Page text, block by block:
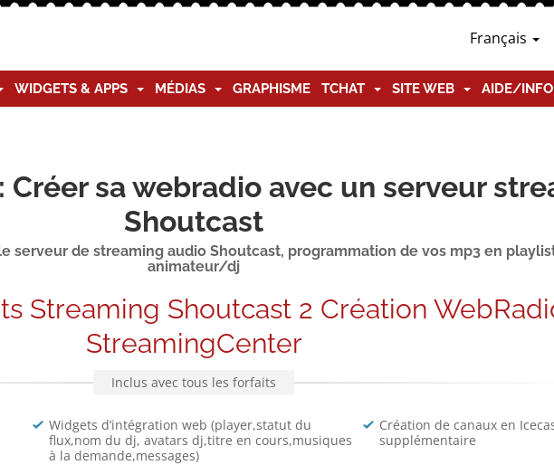
Français
WIDGETS & APPS MÉDIAS GRAPHISME TCHAT SITE WEB AIDE/INFO
Créer sa webradio avec un serveur
Shoutcast
serveur de streaming audio Shoutcast, programmation de vos mp3 en
animateur/dj
Streaming Shoutcast 2 Création
StreamingCenter
Inclus avec tous les forfaits
Widgets d’intégration web (player,statut du
flux,nom du dj, avatars dj,titre en cours,musiques
à la demande,messages)
Création de canaux en
supplémentaire